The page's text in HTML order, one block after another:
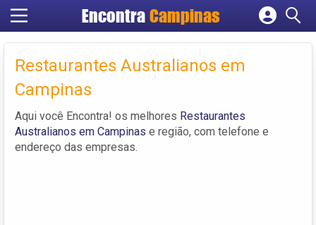
Encontra Campinas
Cadastrar empresa
Criar conta
Restaurantes Australianos em
Campinas
Aqui você Encontra! os melhores Restaurantes
Australianos em Campinas e região, com telefone e
endereço das empresas.